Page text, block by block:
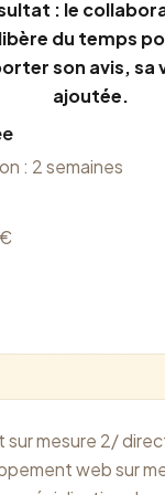
: le
libère du temps
son avis, sa
ajoutée.
: 2 semaines
sur mesure 2/
web sur